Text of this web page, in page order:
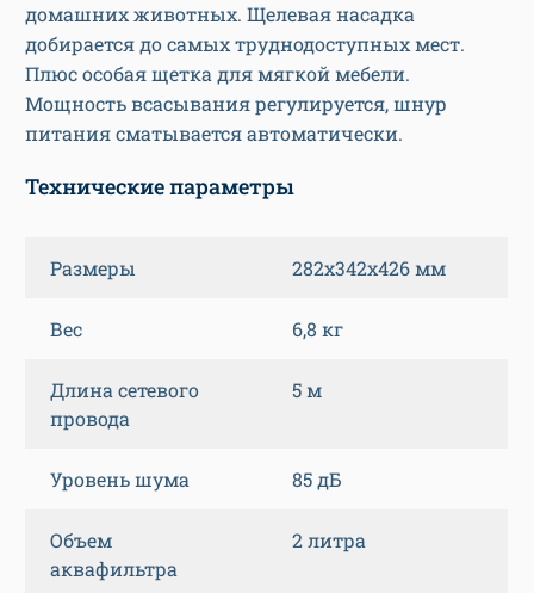
домашних животных. Щелевая насадка
добирается до самых труднодоступных мест.
Плюс особая щетка для мягкой мебели.
Мощность всасывания регулируется, шнур
питания сматывается автоматически.
Технические параметры
Размеры 282x342x426 мм
Вес 6,8 кг
Длина сетевого
провода
5 м
Уровень шума 85 дБ
Объем
аквафильтра
2 литра